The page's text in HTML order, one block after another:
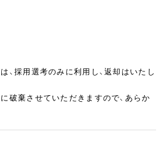
、採用選考のみに利用し、返却はいたし
破棄させていただきますので、あらか